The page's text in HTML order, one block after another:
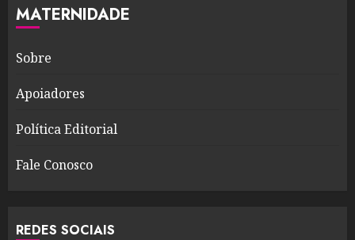
MATERNIDADE
Sobre
Apoiadores
Política Editorial
Fale Conosco
REDES SOCIAIS